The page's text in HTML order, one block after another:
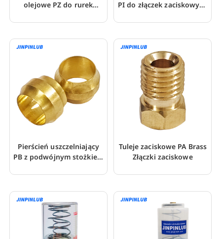
olejowe PZ do rurek
aluminiowych
PI do złączek zaciskowych
Pierścień uszczelniający
PB z podwójnym stożkiem
tuleja kompresyjna
Tuleje zaciskowe PA Brass
Złączki zaciskowe